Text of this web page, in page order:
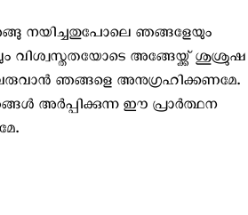
നയിച്ചതുപോലെ ഞങ്ങളേയും
വിശ്വസ്തതയോടെ അങ്ങേയ്ക്ക് ശുശ്രുഷ
ഞങ്ങളെ അനുഗ്രഹിക്കണമേ.
അര്‍പ്പിക്കുന്ന ഈ പ്രാര്‍ത്ഥന